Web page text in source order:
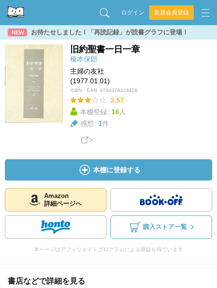
ログイン 新規会員登録
NEW お待たせしました！「再読記録」が読書グラフに登場！
旧約聖書一日一章
榎本保郎
主婦の友社
(1977.01.01)
ISBN・EAN: 9784079329408
3.57
本棚登録: 16人
感想: 1件
本棚に登録する
Amazon
詳細ページへ
購入ストア一覧
本ページはアフィリエイトプログラムによる収益を得ています
書店などで詳細を見る